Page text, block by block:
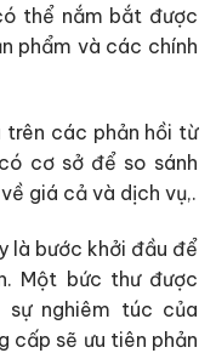
thể nắm bắt được
phẩm và các chính
trên các phản hồi từ
cơ sở để so sánh
giá cả và dịch vụ,.
là bước khởi đầu để
Một bức thư được
sự nghiêm túc của
cấp sẽ ưu tiên phản